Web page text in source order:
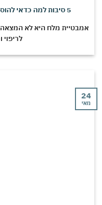
מלח היא לא המצאה
לריפוי